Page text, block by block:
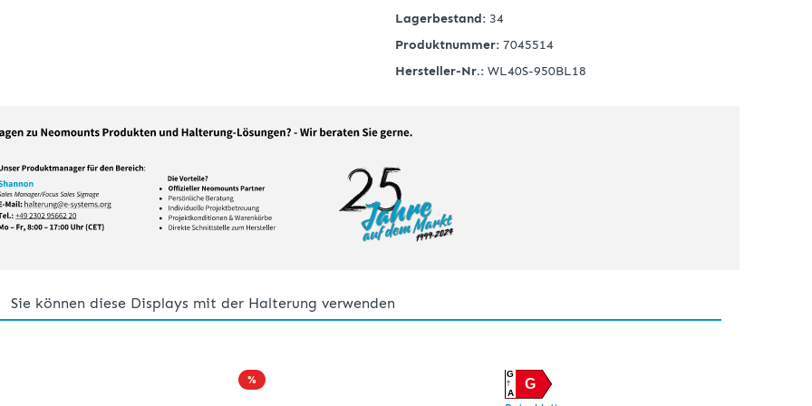
Lagerbestand: 34
Produktnummer: 7045514
Hersteller-Nr.: WL40S-950BL18
Sie können diese Displays mit der Halterung verwenden
% G
G
A